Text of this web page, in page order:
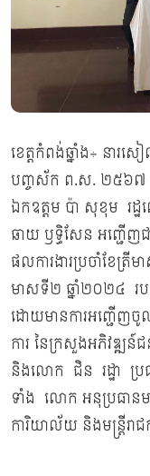
ខេត្តកំពង់ឆ្នាំង÷ នារស
បញ្ចស័ក ព.ស. ២៥៦៧ ត្
ឯកឧត្ដម ប៉ា សុខុម រដ្ឋ
ឆាយ ឫទ្ធិសែន អញ្ជើញ
ផលការងារប្រចាំខែត្រី
មាសទី២ ឆ្នាំ២០២៤ រប
ដោយមានការអញ្ជើញចូ
ការ នៃក្រសួងអភិវឌ្ឍន៍
និងលោក ជិន រដ្ឋា ប្រធ
ទាំង លោក អនុប្រធាន
ការិយាល័យ និងមន្រ្តីរ